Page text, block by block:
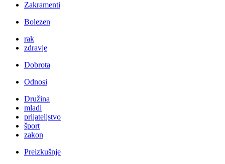
Zakramenti
Bolezen
rak
zdravje
Dobrota
Odnosi
Družina
mladi
prijateljstvo
šport
zakon
Preizkušnje